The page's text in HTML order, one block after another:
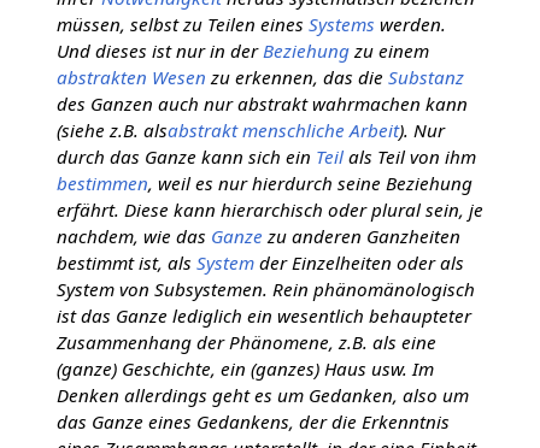
müssen, selbst zu Teilen eines Systems werden.
Und dieses ist nur in der Beziehungzu einem
abstrakten Wesen zu erkennen, das die Substanz
des Ganzen auch nur abstrakt wahrmachen kann
(siehe z.B. alsabstrakt menschliche Arbeit). Nur
durch das Ganze kann sich ein Teilals Teil von ihm
bestimmen, weil es nur hierdurch seine Beziehung
erfährt. Diese kann hierarchisch oder plural sein, je
nachdem, wie das Ganze zu anderen Ganzheiten
bestimmt ist, als Systemder Einzelheiten oder als
System von Subsystemen. Rein phänomänologisch
ist das Ganze lediglich ein wesentlich behaupteter
Zusammenhang der Phänomene, z.B. als eine
(ganze) Geschichte, ein (ganzes) Haus usw. Im
Denken allerdings geht es um Gedanken, also um
das Ganze eines Gedankens, der die Erkenntnis